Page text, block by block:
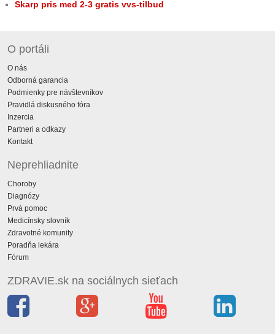
Skarp pris med 2-3 gratis vvs-tilbud
O portáli
O nás
Odborná garancia
Podmienky pre návštevníkov
Pravidlá diskusného fóra
Inzercia
Partneri a odkazy
Kontakt
Neprehliadnite
Choroby
Diagnózy
Prvá pomoc
Medicínsky slovník
Zdravotné komunity
Poradňa lekára
Fórum
ZDRAVIE.sk na sociálnych sieťach